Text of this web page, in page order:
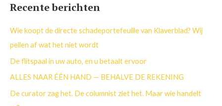
n
a
a
r
Recente berichten
Wie koopt de directe schadeportefeuille van Klaverblad? Wij
pellen af wat het niet wordt
De flitspaal in uw auto, en u betaalt ervoor
ALLES NAAR ÉÉN HAND — BEHALVE DE REKENING
De curator zag het. De columnist ziet het. Maar wie handelt